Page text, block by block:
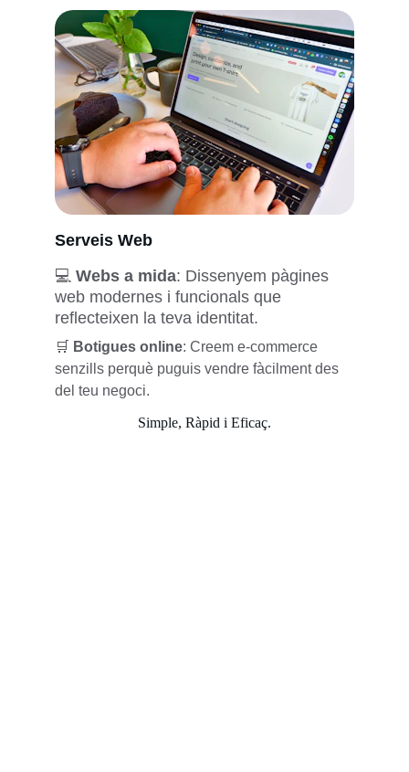
Simple, Ràpid i Eficaç.
💻 Webs a mida: Dissenyem pàgines
web modernes i funcionals que
reflecteixen la teva identitat.
🛒 Botigues online: Creem e-commerce
senzills perquè puguis vendre fàcilment des
del teu negoci.
Serveis Web